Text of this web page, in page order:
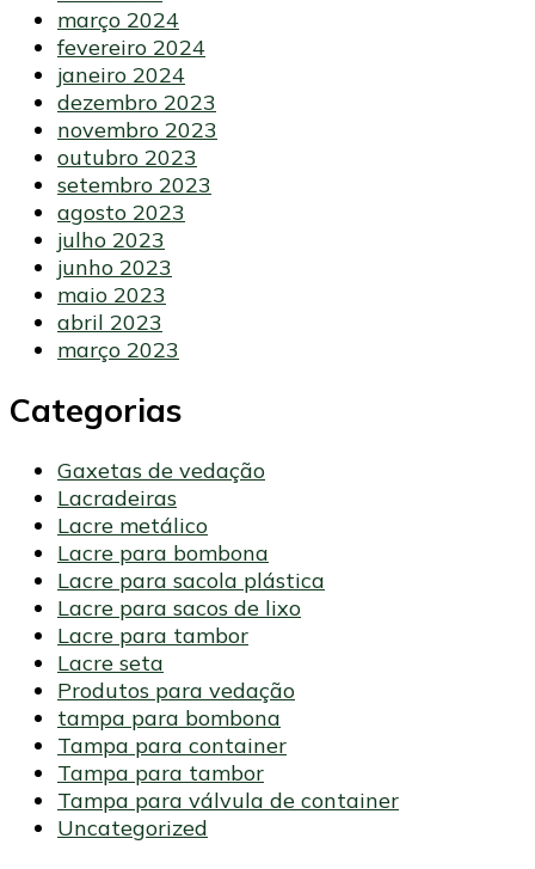
março 2024
fevereiro 2024
janeiro 2024
dezembro 2023
novembro 2023
outubro 2023
setembro 2023
agosto 2023
julho 2023
junho 2023
maio 2023
abril 2023
março 2023
Categorias
Gaxetas de vedação
Lacradeiras
Lacre metálico
Lacre para bombona
Lacre para sacola plástica
Lacre para sacos de lixo
Lacre para tambor
Lacre seta
Produtos para vedação
tampa para bombona
Tampa para container
Tampa para tambor
Tampa para válvula de container
Uncategorized